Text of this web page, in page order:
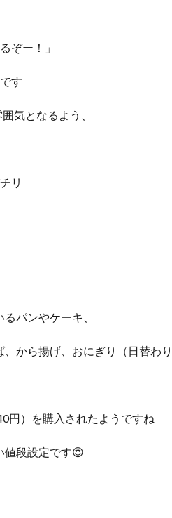
ぞー！」
す
気となるよう、
リ
パンやケーキ、
から揚げ、おにぎり（日替わ
円）を購入されたようですね
値段設定です😍